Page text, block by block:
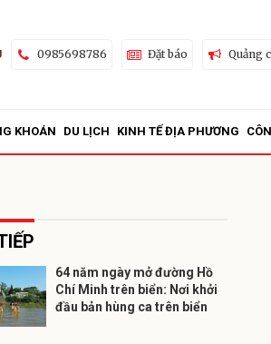
0985698786 Đặt báo Quảng
KHOÁN DU LỊCH KINH TẾ ĐỊA PHƯƠNG
64 năm ngày mở đường Hồ
Chí Minh trên biển: Nơi khởi
đầu bản hùng ca trên biển
Gửi